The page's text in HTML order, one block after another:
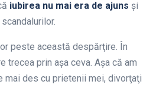
iubirea nu mai era de ajuns şi
peste această despărţire. În
trecea prin aşa ceva. Aşa că am
mai des cu prietenii mei, divorţaţi